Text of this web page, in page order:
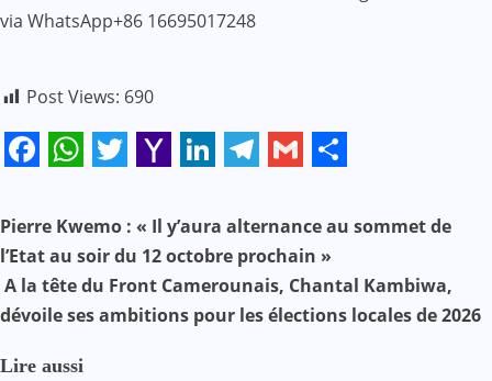
via WhatsApp+86 16695017248
Post Views: 690
Facebook
WhatsApp
Twitter
Yahoo
Mail
LinkedIn
Telegram
GmailShare
N
a
v
i
Pierre Kwemo : « Il y’aura alternance au sommet de
l’Etat au soir du 12 octobre prochain »
A la tête du Front Camerounais, Chantal Kambiwa,
dévoile ses ambitions pour les élections locales de 2026
Lire aussi